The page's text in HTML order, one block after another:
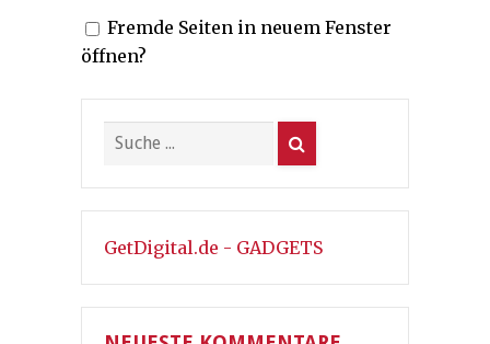
Fremde Seiten in neuem Fenster
öffnen?
GetDigital.de - GADGETS